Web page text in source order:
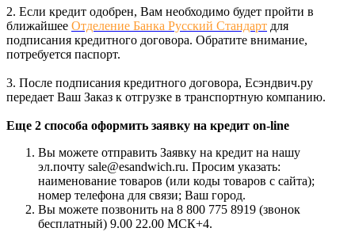
2. Если кредит одобрен, Вам необходимо будет пройти в
ближайшее Отделение Банка Русский Стандарт для
подписания кредитного договора. Обратите внимание,
потребуется паспорт.
3. После подписания кредитного договора, Есэндвич.ру
передает Ваш Заказ к отгрузке в транспортную компанию.
Еще 2 способа оформить заявку на кредит on-line
Вы можете отправить Заявку на кредит на нашу
эл.почту sale@esandwich.ru. Просим указать:
наименование товаров (или коды товаров с сайта);
номер телефона для связи; Ваш город.
Вы можете позвонить на 8 800 775 8919 (звонок
бесплатный) 9.00 22.00 МСК+4.